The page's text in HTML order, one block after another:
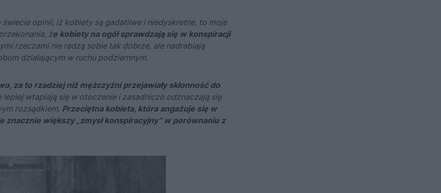
świecie opinii, iż kobiety są gadatliwe i niedyskretne, to moje
że kobiety na ogół sprawdzają się w konspiracji
rzeczami nie radzą sobie tak dobrze, ale nadrabiają
działającym w ruchu podziemnym.
za to rzadziej niż mężczyźni przejawiały skłonność do
lepiej wtapiają się w otoczenie i zasadniczo odznaczają się
rozsądkiem. Przeciętna kobieta, która angażuje się w
znacznie większy „zmysł konspiracyjny” w porównaniu z